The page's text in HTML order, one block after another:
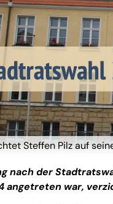
Steffen Pilz auf
nach der
angetreten war,